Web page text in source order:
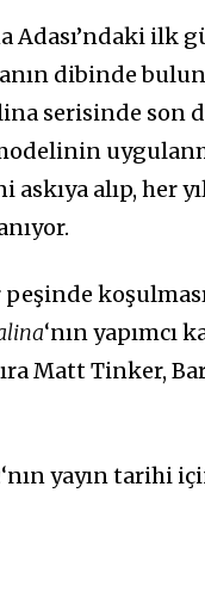
Adası’ndaki ilk
dibinde
serisinde son
alıp, her
‘nın yapımcı
Matt Tinker,
‘nın yayın tarihi